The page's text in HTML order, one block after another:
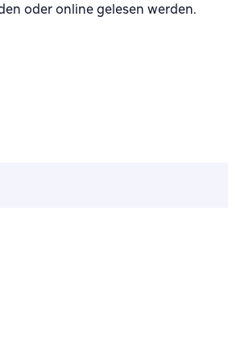
oder online gelesen werden.